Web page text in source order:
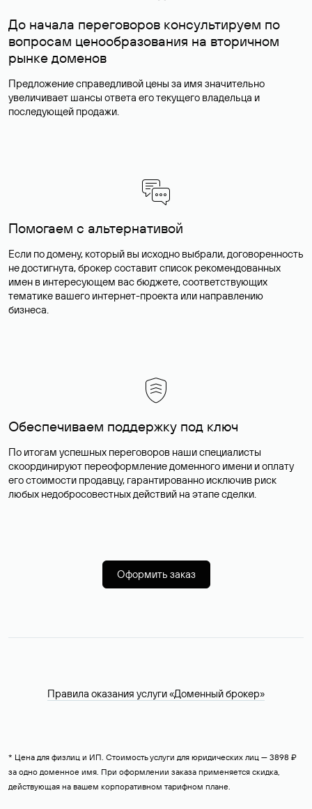
До начала переговоров консультируем по
вопросам ценообразования на вторичном
рынке доменов
Предложение справедливой цены за имя значительно
увеличивает шансы ответа его текущего владельца и
последующей продажи.
Помогаем с альтернативой
Если по домену, который вы исходно выбрали, договоренность
не достигнута, брокер составит список рекомендованных
имен в интересующем вас бюджете, соответствующих
тематике вашего интернет-проекта или направлению
бизнеса.
Обеспечиваем поддержку под ключ
По итогам успешных переговоров наши специалисты
скоординируют переоформление доменного имени и оплату
его стоимости продавцу, гарантированно исключив риск
любых недобросовестных действий на этапе сделки.
Оформить заказ
Правила оказания услуги «Доменный брокер»
* Цена для физлиц и ИП. Стоимость услуги для юридических лиц — 3898 ₽
за одно доменное имя. При оформлении заказа применяется скидка,
действующая на вашем корпоративном тарифном плане.